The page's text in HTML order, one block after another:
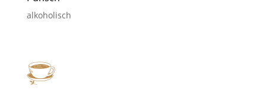
alkoholisch